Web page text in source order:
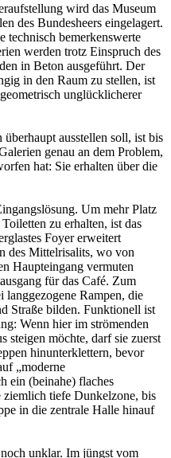
wird das Museum
des Bundesheers eingelagert.
technisch bemerkenswerte
werden trotz Einspruch des
in Beton ausgeführt. Der
in den Raum zu stellen, ist
unglücklicherer
ausstellen soll, ist bis
genau an dem Problem,
hat: Sie erhalten über die
Um mehr Platz
zu erhalten, ist das
Foyer erweitert
des Mittelrisalits, wo von
Haupteingang vermuten
für das Café. Zum
Rampen, die
Straße bilden. Funktionell ist
Wenn hier im strömenden
steigen möchte, darf sie zuerst
hinunterklettern, bevor
„moderne
ein (beinahe) flaches
ziemlich tiefe Dunkelzone, bis
in die zentrale Halle hinauf
unklar. Im jüngst vom